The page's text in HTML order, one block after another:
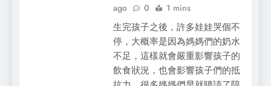
ago
0 1 mins
生完孩子之後，許多娃娃哭個不
停，大概率是因為媽媽們的奶水
不足，這樣就會嚴重影響孩子的
飲食狀況，也會影響孩子們的抵